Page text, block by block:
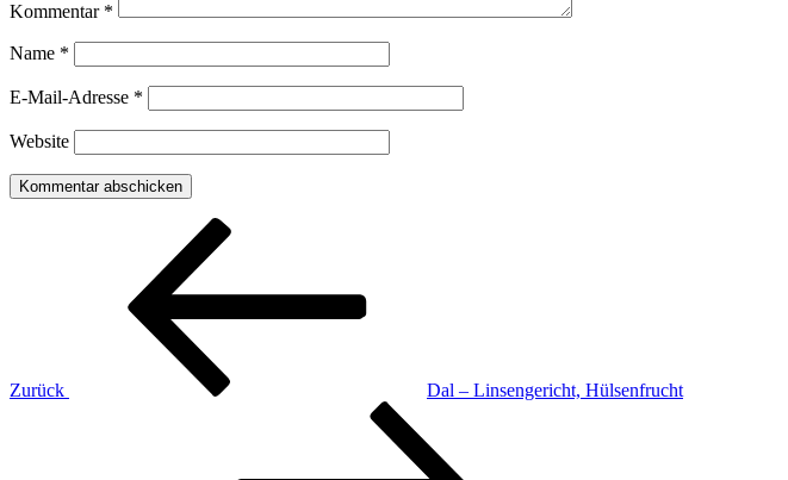
Kommentar *
Name *
E-Mail-Adresse *
Website
Beitragsnavigation
Zurück
Dal – Linsengericht, Hülsenfrucht